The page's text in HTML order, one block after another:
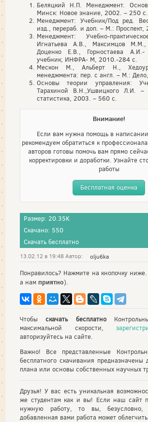
Беляцкий Н.П. Менеджмент.
Минск: Новое знание, 2002. – 250 с.
Менеджмент: Учебник/Под ред.
изд., перераб. и доп. – М.:
Менеджмент: Учебно-
Игнатьева А.В., Максимцов
Доценко Е.В., Горностаева
учебник; ИНФРА- М, 2010.-284 с.
Мескон М., Альберт Н.,
менеджмента: пер. с англ. – М.:
Основы теории управления:
Тарахиной В.Н.,Ушвицкого Л.И.
статистика, 2003. – 560 с.
Внимание!
Если вам нужна помощь в
рекомендуем обратиться к
авторов готовы помочь вам прямо
корректировки и доработки. Узнайте
работы
Бесплатная оценка
Размер: 20.35K
Скачано: 550
Скачать бесплатно
13.02.12 в 19:48 Автор: olju6ka
Понравилось? Нажмите на кнопочку
а нам приятно).
Чтобыскачать бесплатно
максимальной скорости,
авторизуйтесь на сайте.
Важно! Все представленные
бесплатного скачивания предназначены
плана или основы собственных научных
Друзья! У вас есть уникальная
же студентам как и вы! Если наш сайт
нужную работу, то вы, безусловно,
добавленная вами работа может